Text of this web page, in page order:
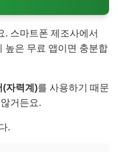
. 스마트폰 제조사에서
높은 무료 앱이면 충분합
(자력계)를 사용하기 때문
거든요.
.